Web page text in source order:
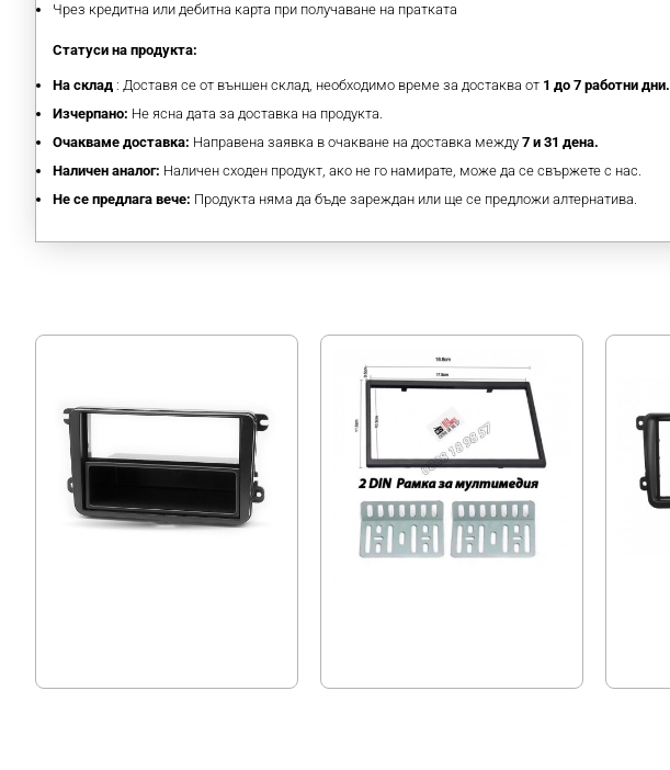
Чрез кредитна или дебитна карта при получаване на пратката
Статуси на продукта:
На склад : Доставя се от външен склад, необходимо време за достаква от 1 до 7 работни дни.
Изчерпано: Не ясна дата за доставка на продукта.
Очакваме доставка: Направена заявка в очакване на доставка между 7 и 31 дена.
Наличен аналог: Наличен сходен продукт, ако не го намирате, може да се свържете с нас.
Не се предлага вече: Продукта няма да бъде зареждан или ще се предложи алтернатива.